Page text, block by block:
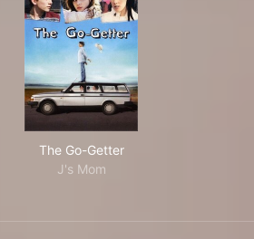
The Go-Getter
J's Mom